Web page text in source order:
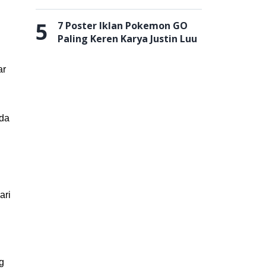
5
7 Poster Iklan Pokemon GO
Paling Keren Karya Justin Luu